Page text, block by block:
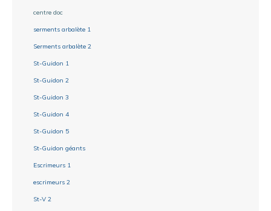
centre doc
serments arbalète 1
Serments arbalète 2
St-Guidon 1
St-Guidon 2
St-Guidon 3
St-Guidon 4
St-Guidon 5
St-Guidon géants
Escrimeurs 1
escrimeurs 2
St-V 2